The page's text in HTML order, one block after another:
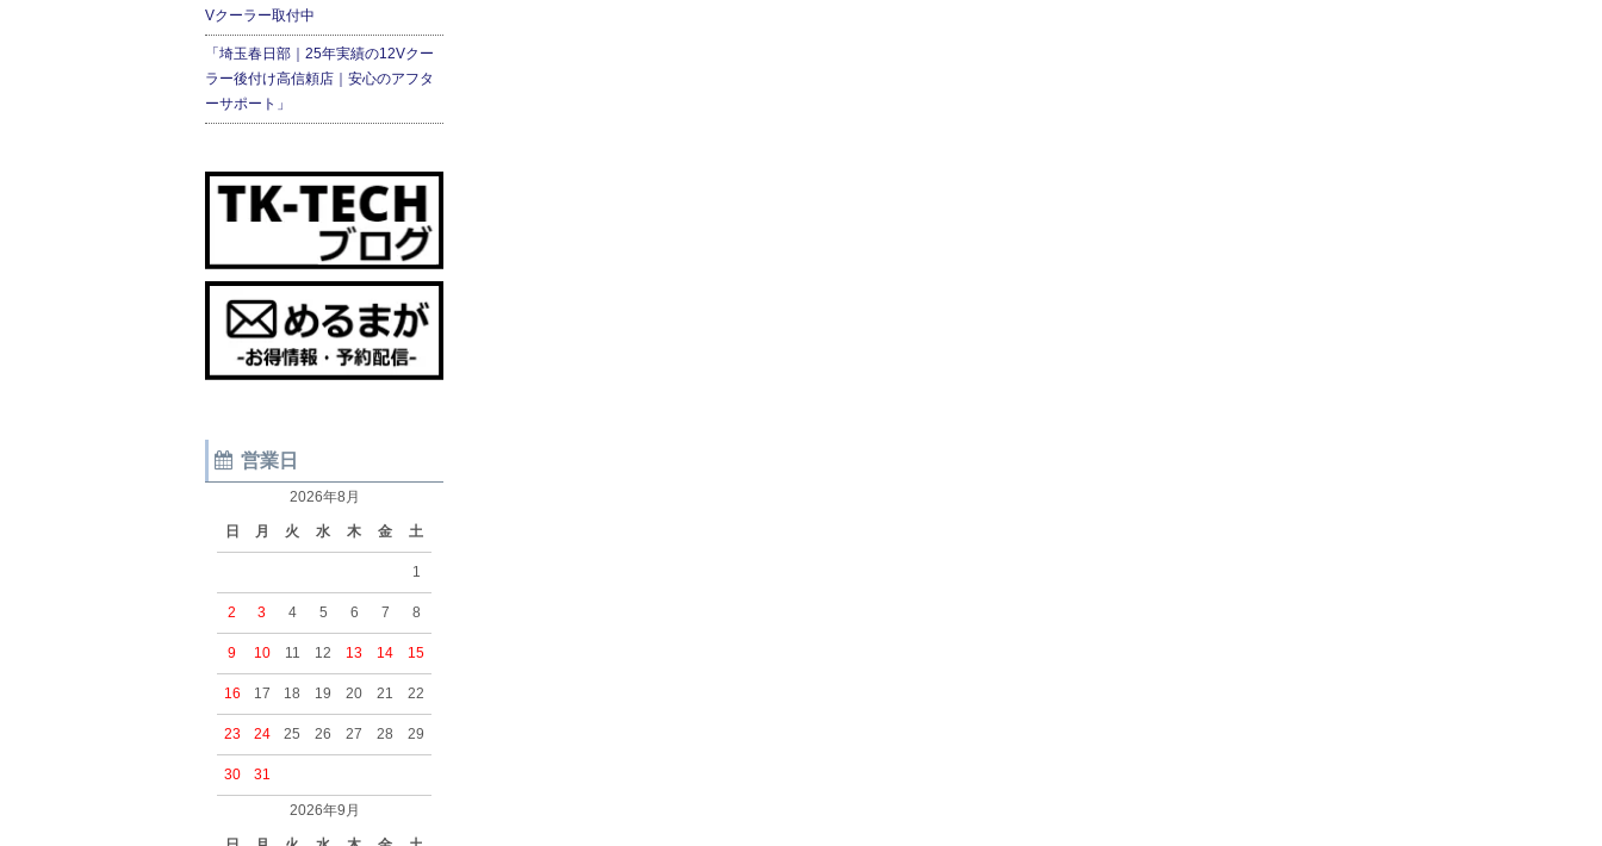
Vクーラー取付中
「埼玉春日部｜25年実績の12Vクー
ラー後付け高信頼店｜安心のアフタ
ーサポート」
営業日
2026年8月
日 月 火 水 木 金 土
1
2 3 4 5 6 7 8
9 10 11 12 13 14 15
16 17 18 19 20 21 22
23 24 25 26 27 28 29
30 31
2026年9月